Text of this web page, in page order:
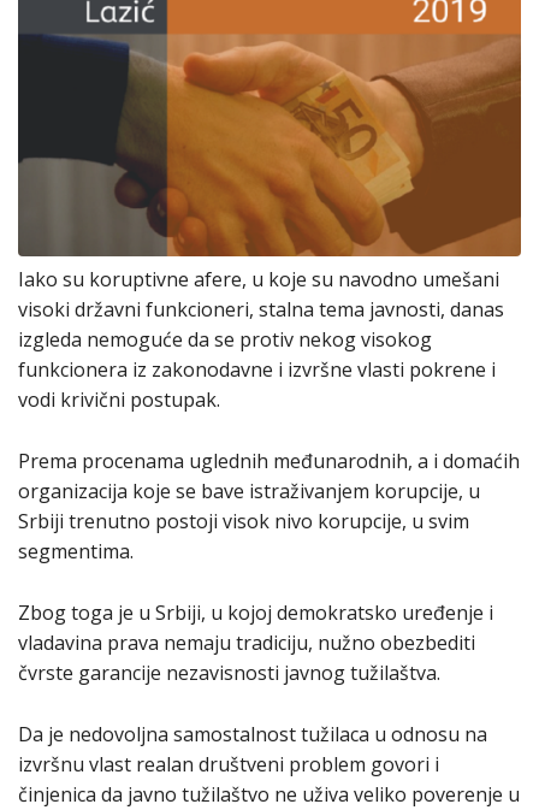
Iako su koruptivne afere, u koje su navodno umešani
visoki državni funkcioneri, stalna tema javnosti, danas
izgleda nemoguće da se protiv nekog visokog
funkcionera iz zakonodavne i izvršne vlasti pokrene i
vodi krivični postupak.
Prema procenama uglednih međunarodnih, a i domaćih
organizacija koje se bave istraživanjem korupcije, u
Srbiji trenutno postoji visok nivo korupcije, u svim
segmentima.
Zbog toga je u Srbiji, u kojoj demokratsko uređenje i
vladavina prava nemaju tradiciju, nužno obezbediti
čvrste garancije nezavisnosti javnog tužilaštva.
Da je nedovoljna samostalnost tužilaca u odnosu na
izvršnu vlast realan društveni problem govori i
činjenica da javno tužilaštvo ne uživa veliko poverenje u